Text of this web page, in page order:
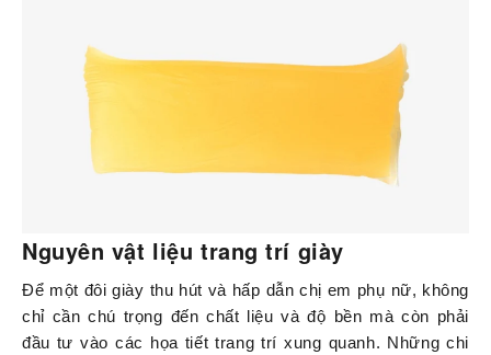
Nguyên vật liệu trang trí giày
Để một đôi giày thu hút và hấp dẫn chị em phụ nữ, không
chỉ cần chú trọng đến chất liệu và độ bền mà còn phải
đầu tư vào các họa tiết trang trí xung quanh. Những chi